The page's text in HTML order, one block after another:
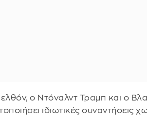
ο Ντόναλντ Τραμπ και ο
ιδιωτικές συναντήσεις